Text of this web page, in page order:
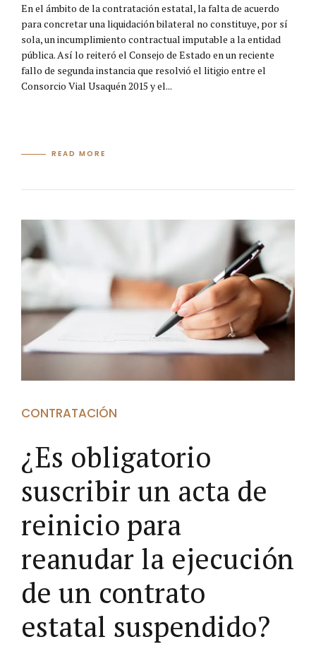
En el ámbito de la contratación estatal, la falta de acuerdo
para concretar una liquidación bilateral no constituye, por sí
sola, un incumplimiento contractual imputable a la entidad
pública. Así lo reiteró el Consejo de Estado en un reciente
fallo de segunda instancia que resolvió el litigio entre el
Consorcio Vial Usaquén 2015 y el...
READ MORE
CONTRATACIÓN
¿Es obligatorio
suscribir un acta de
reinicio para
reanudar la ejecución
de un contrato
estatal suspendido?